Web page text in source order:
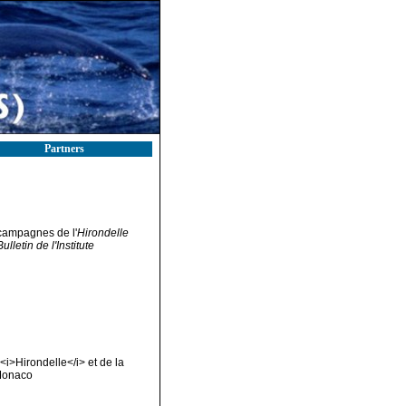
Partners
de l'Hirondelle
de l'Institute
i> et de la